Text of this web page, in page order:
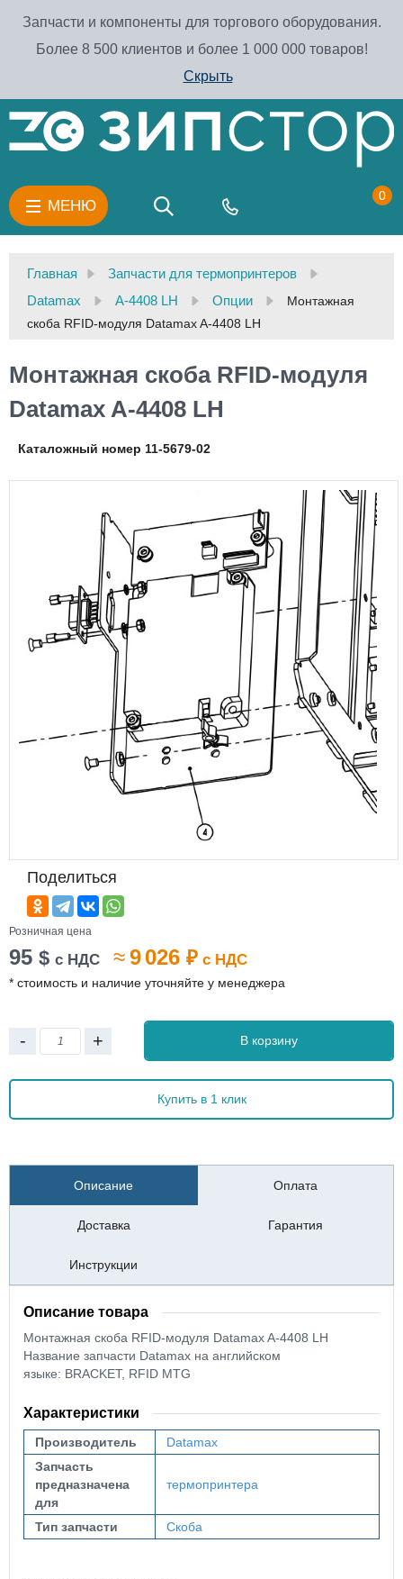
Запчасти и компоненты для торгового оборудования.
Более 8 500 клиентов и более 1 000 000 товаров!
Скрыть
МЕНЮ
0
Главная
Запчасти для термопринтеров
Datamax
A-4408 LH Опции
Монтажная
скоба RFID-модуля Datamax A-4408 LH
Монтажная скоба RFID-модуля
Datamax A-4408 LH
Каталожный номер 11-5679-02
Поделиться
Розничная цена
95 $ с НДС ≈9 026 ₽ с НДС
* стоимость и наличие уточняйте у менеджера
- + В корзину
Купить в 1 клик
Описание Оплата
Доставка Гарантия
Инструкции
Описание товара
Монтажная скоба RFID-модуля Datamax A-4408 LH
Название запчасти Datamax на английском
языке: BRACKET, RFID MTG
Характеристики
Производитель
Datamax
Запчасть
предназначена
для
термопринтера
Тип запчасти Скоба